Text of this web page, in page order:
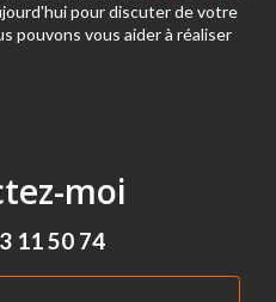
pour discuter de votre
pouvons vous aider à réaliser
moi
11 50 74